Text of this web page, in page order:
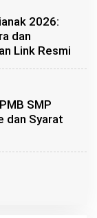
2026:
dan
Link Resmi
SMP
dan Syarat